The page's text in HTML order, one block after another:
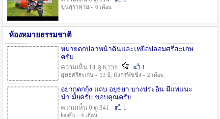
ขุนสุราพ่าย - 6 เดือน
ห้องหมายธรรมชาติ
หมายตกปลาหน้าดินและเหยื่อปลอมศรีสะเกษ
ครับ
ความเห็น 14 ดู 6,756
1
ยุทธศรีสะเกษ - 13 ปี , มังกรฟิชชิ่ง - 2 เดือน
อยากตกกุ้ง แถบ อยุธยา บางประอิน มีแพแนะ
นำ มั้ยครับ ขอบคุณครับ
ความเห็น 0 ดู 341
1
kaiคับ - 4 เดือน